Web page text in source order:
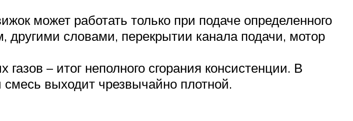
может работать только при подаче определенного
другими словами, перекрытии канала подачи, мотор
– итог неполного сгорания консистенции. В
смесь выходит чрезвычайно плотной.